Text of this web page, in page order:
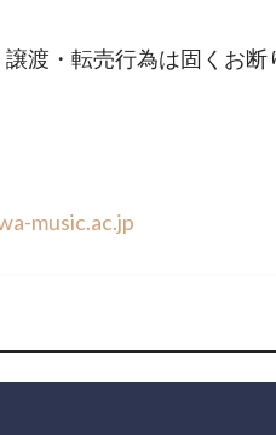
渡・転売行為は固くお断
music.ac.jp